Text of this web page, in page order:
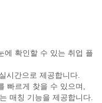
에 확인할 수 있는 취업 플
시간으로 제공합니다.
빠르게 찾을 수 있으며,
매칭 기능을 제공합니다.